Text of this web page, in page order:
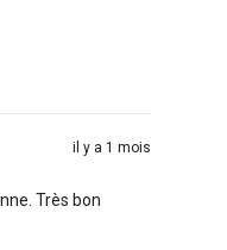
il y a 1 mois
Très bon